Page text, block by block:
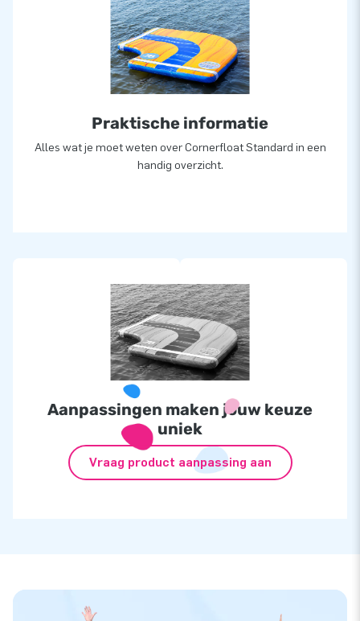
Praktische informatie
Alles wat je moet weten over Cornerfloat Standard in een
handig overzicht.
Aanpassingen maken jouw keuze
uniek
Vraag product aanpassing aan